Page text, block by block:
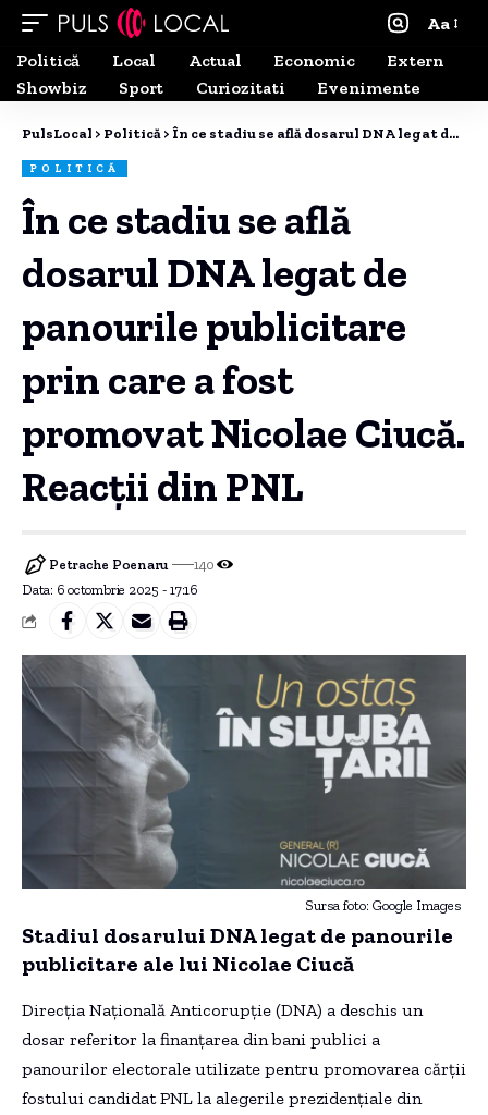
Aa
Politică
Local Actual Economic
Extern
Showbiz
Sport Curiozitati Evenimente
PulsLocal > Politică > În ce stadiu se află dosarul DNA legat de panourile publicitare prin care a fost promovat Nicolae Ciucă. Reacții din PNL
POLITICĂ
În ce stadiu se află
dosarul DNA legat de
panourile publicitare
prin care a fost
promovat Nicolae Ciucă.
Reacții din PNL
Data: 6 octombrie 2025 - 17:16
Petrache Poenaru 140
Sursa foto: Google Images
Stadiul dosarului DNA legat de panourile
publicitare ale lui Nicolae Ciucă
Direcția Națională Anticorupție (DNA) a deschis un
dosar referitor la finanțarea din bani publici a
panourilor electorale utilizate pentru promovarea cărții
fostului candidat PNL la alegerile prezidențiale din